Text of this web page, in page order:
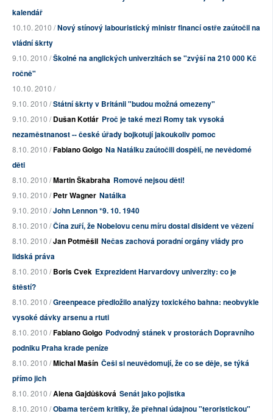
kalendář
10.10. 2010 /Nový stínový labouristický ministr financí ostře zaútočil na
vládní škrty
9.10. 2010 /Školné na anglických univerzitách se "zvýší na 210 000 Kč
ročně"
10.10. 2010 /
9.10. 2010 /Státní škrty v Británii "budou možná omezeny"
9.10. 2010 /Dušan Kotlár Proč je také mezi Romy tak vysoká
nezaměstnanost -- české úřady bojkotují jakoukoliv pomoc
8.10. 2010 /Fabiano Golgo Na Natálku zaútočili dospělí, ne nevědomé
děti
8.10. 2010 /Martin Škabraha Romové nejsou děti!
9.10. 2010 /Petr Wagner Natálka
9.10. 2010 /John Lennon *9. 10. 1940
8.10. 2010 /Čína zuří, že Nobelovu cenu míru dostal disident ve vězení
8.10. 2010 /Jan Potměšil Nečas zachová poradní orgány vlády pro
lidská práva
8.10. 2010 /Boris Cvek Exprezident Harvardovy univerzity: co je
štěstí?
8.10. 2010 /Greenpeace předložilo analýzy toxického bahna: neobvykle
vysoké dávky arsenu a rtuti
8.10. 2010 /Fabiano Golgo Podvodný stánek v prostorách Dopravního
podniku Praha krade peníze
8.10. 2010 /Michal Mašín Češi si neuvědomují, že co se děje, se týká
přímo jich
8.10. 2010 /Alena Gajdůšková Senát jako pojistka
8.10. 2010 /Obama terčem kritiky, že přehnal údajnou "teroristickou"